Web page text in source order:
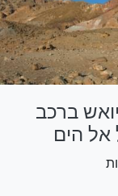
ברכב
אל הים